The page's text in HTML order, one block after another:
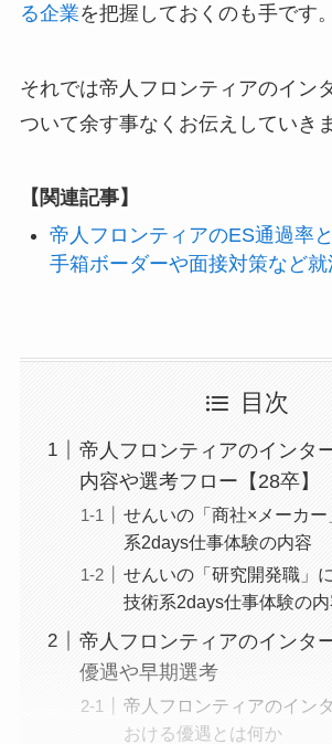
る企業を把握しておくのも手です。
それでは帝人フロンティアのイン
ついて余す事なくお伝えしていきま
【関連記事】
帝人フロンティアのES通過率
手箱ボーダーや面接対策など
目次
帝人フロンティアのインタ
内容や選考フロー【28卒】
せんいの「商社×メーカ
系2days仕事体験の内容
せんいの「研究開発職」
技術系2days仕事体験の
帝人フロンティアのインタ
優遇や早期選考
帝人フロンティアのイン
おける優遇とは何か